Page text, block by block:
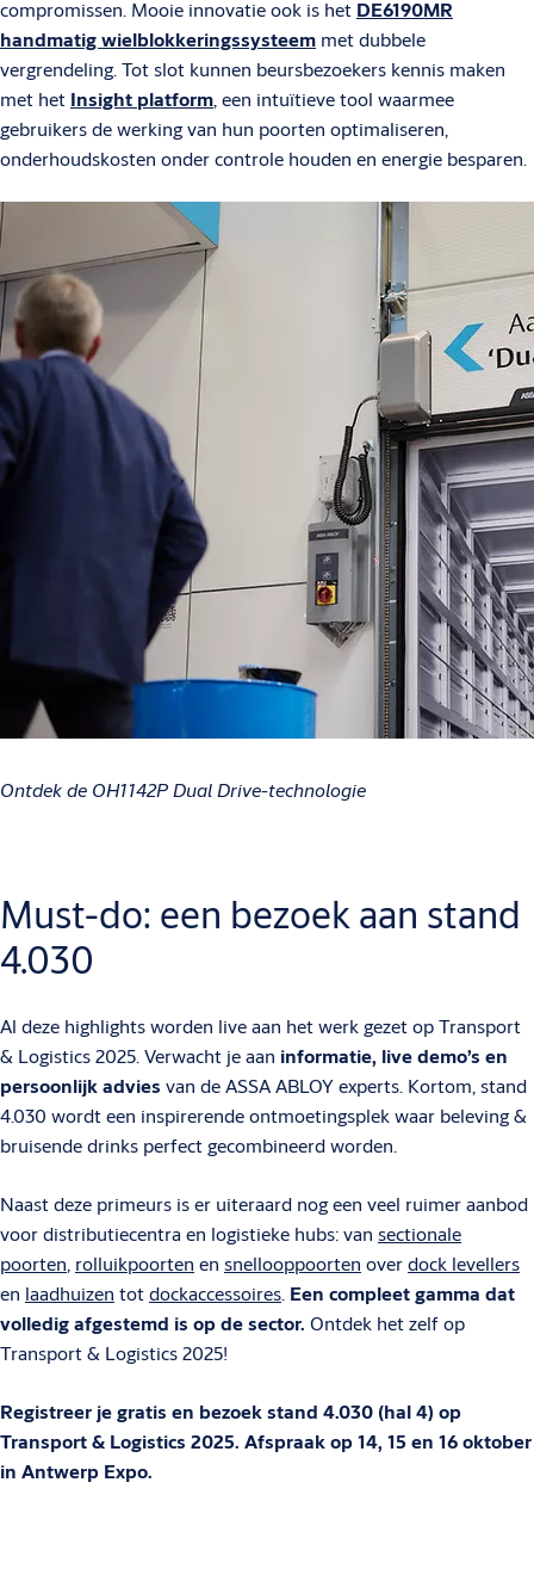
compromissen. Mooie innovatie ook is het DE6190MR
handmatig wielblokkeringssysteem met dubbele
vergrendeling. Tot slot kunnen beursbezoekers kennis maken
met het Insight platform, een intuïtieve tool waarmee
gebruikers de werking van hun poorten optimaliseren,
onderhoudskosten onder controle houden en energie besparen.
Ontdek de OH1142P Dual Drive-technologie
Must-do: een bezoek aan stand
4.030
Al deze highlights worden live aan het werk gezet op Transport
& Logistics 2025. Verwacht je aan informatie, live demo’s en
persoonlijk advies van de ASSA ABLOY experts. Kortom, stand
4.030 wordt een inspirerende ontmoetingsplek waar beleving &
bruisende drinks perfect gecombineerd worden.
Naast deze primeurs is er uiteraard nog een veel ruimer aanbod
voor distributiecentra en logistieke hubs: van sectionale
poorten, rolluikpoorten en snellooppoorten overdock levellers
en laadhuizen totdockaccessoires. Een compleet gamma dat
volledig afgestemd is op de sector. Ontdek het zelf op
Transport & Logistics 2025!
Registreer je gratis en bezoek stand 4.030 (hal 4) op
Transport & Logistics 2025. Afspraak op 14, 15 en 16 oktober
in Antwerp Expo.